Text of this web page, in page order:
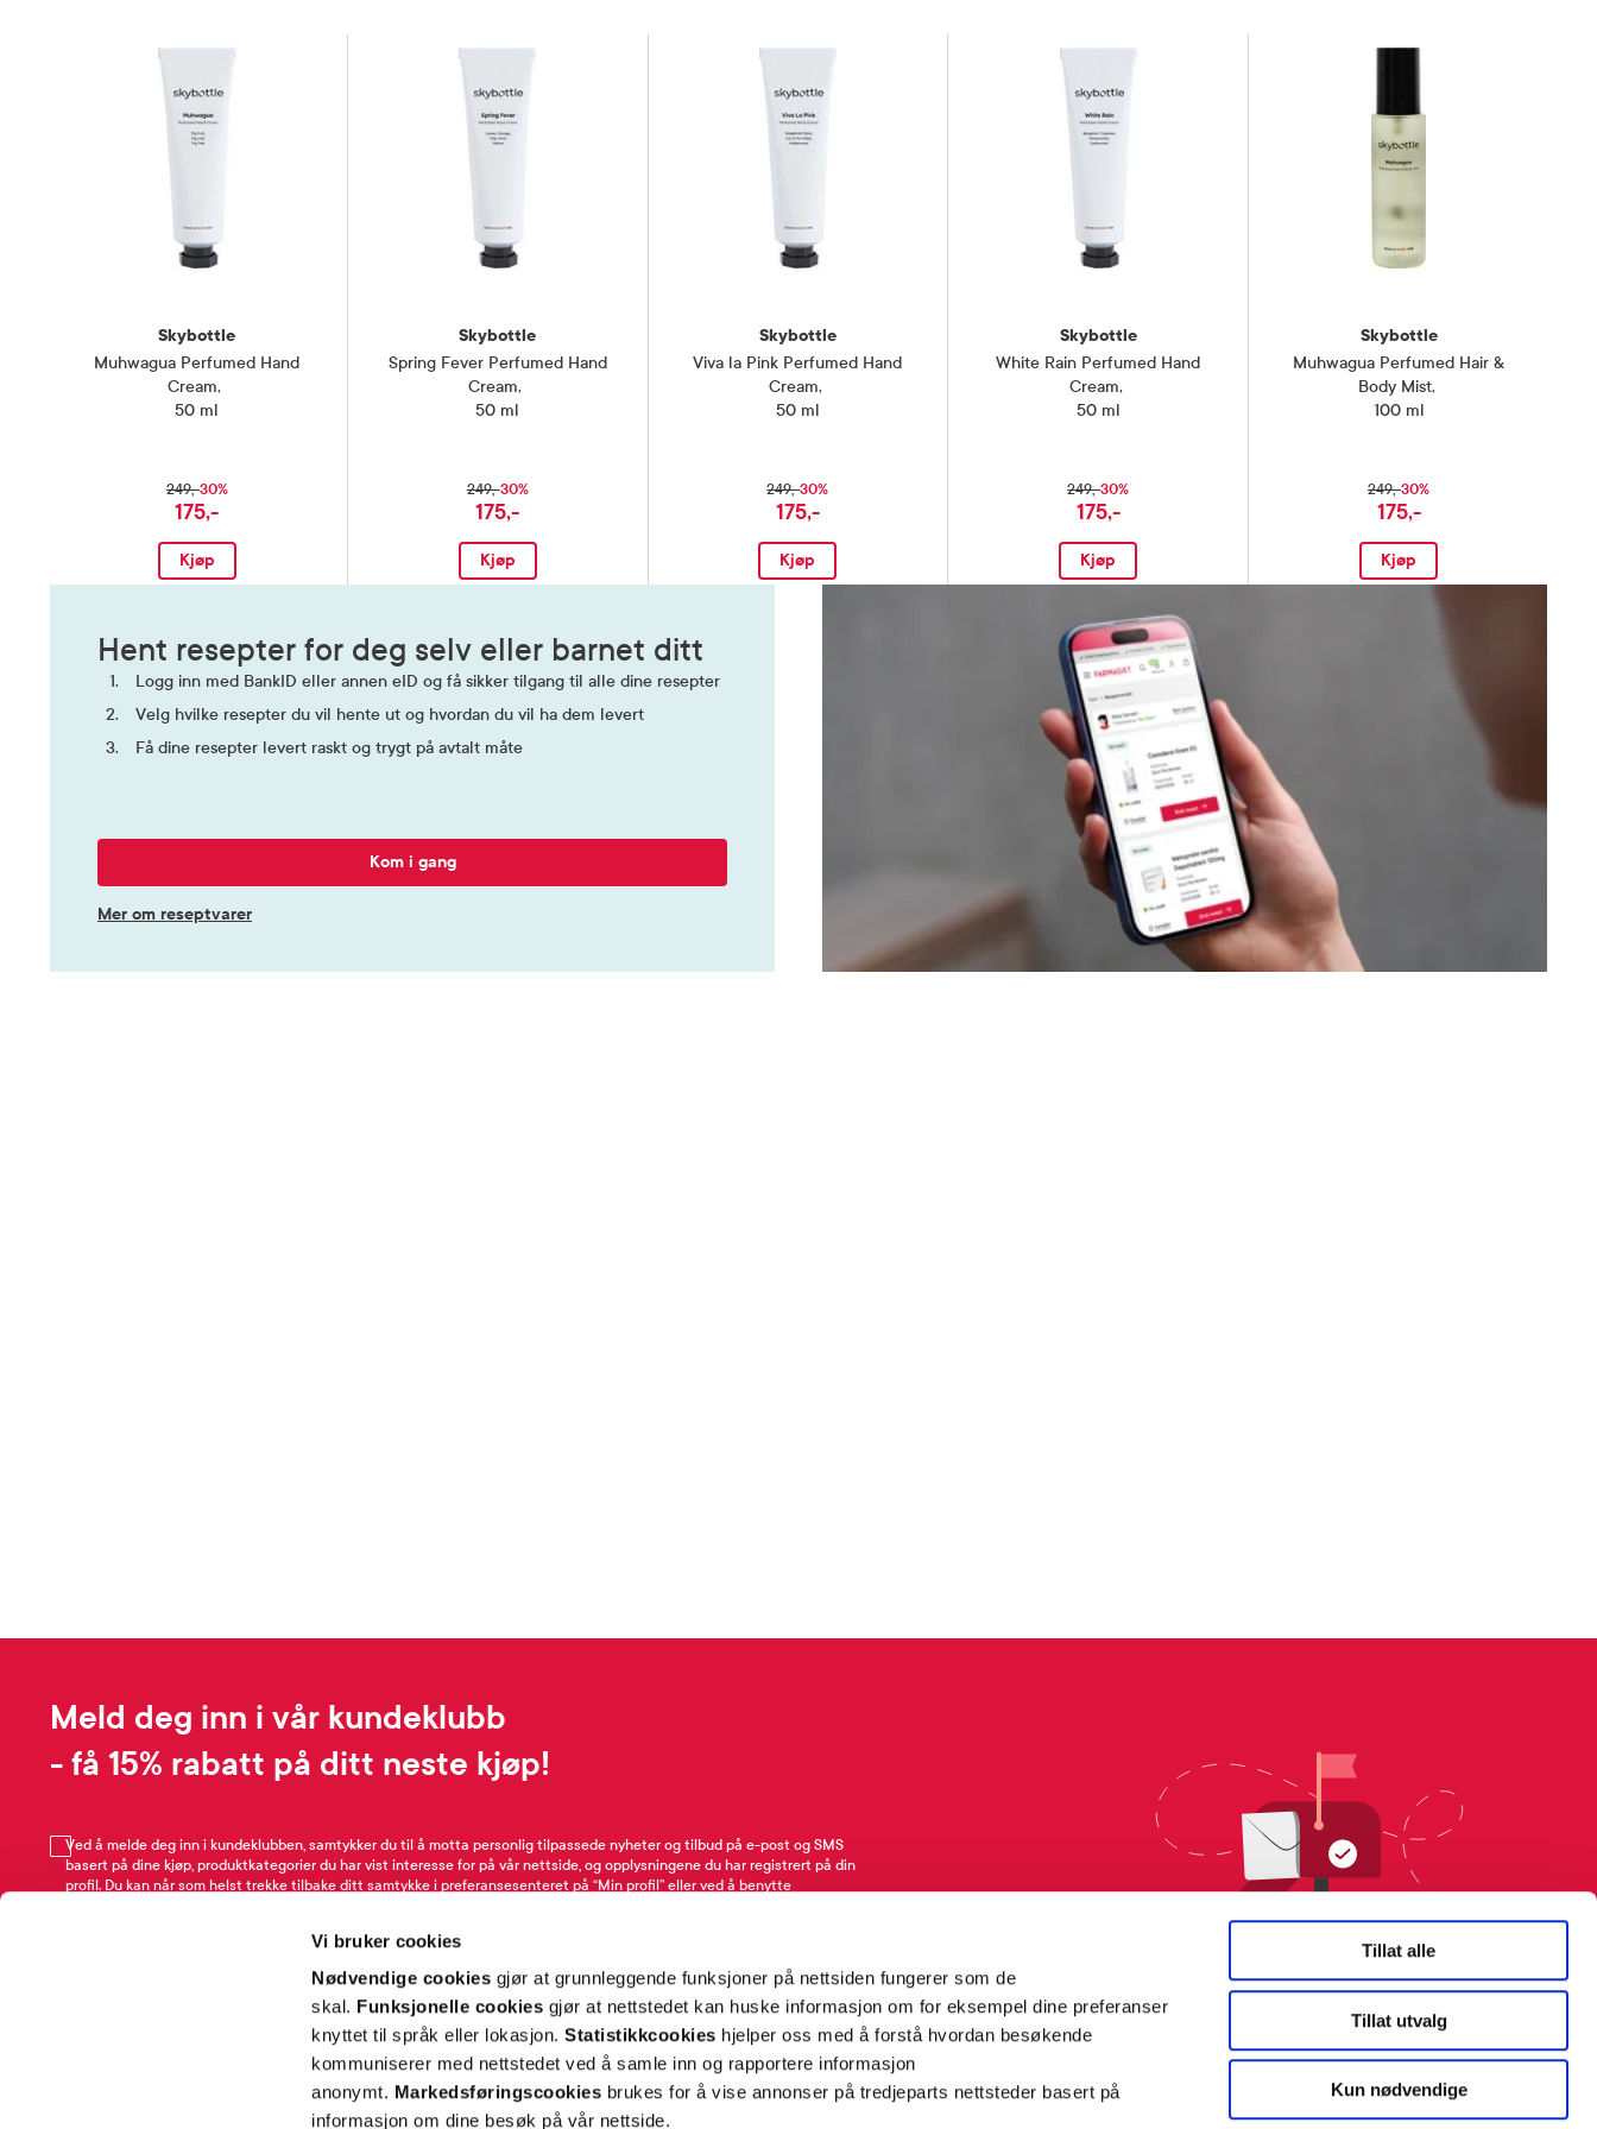
Vi bruker cookies
Nødvendige cookies gjør at grunnleggende funksjoner på nettsiden fungerer som de
skal. Funksjonelle cookies gjør at nettstedet kan huske informasjon om for eksempel dine preferanser
knyttet til språk eller lokasjon.Statistikkcookies hjelper oss med å forstå hvordan besøkende
kommuniserer med nettstedet ved å samle inn og rapportere informasjon
anonymt. Markedsføringscookies brukes for å vise annonser på tredjeparts nettsteder basert på
informasjon om dine besøk på vår nettside.
Tillat alle
Tillat utvalg
Kun nødvendige
Skybottle
Muhwagua Perfumed Hand
Cream,
50 ml
249,-30%
175,-
Kjøp
Skybottle
Spring Fever Perfumed Hand
Cream,
50 ml
249,-30%
175,-
Kjøp
Skybottle
Viva la Pink Perfumed Hand
Cream,
50 ml
249,-30%
175,-
Kjøp
Skybottle
White Rain Perfumed Hand
Cream,
50 ml
249,-30%
175,-
Kjøp
Skybottle
Muhwagua Perfumed Hair &
Body Mist,
100 ml
249,-30%
175,-
Kjøp
Hent resepter for deg selv eller barnet ditt
Logg inn med BankID eller annen eID og få sikker tilgang til alle dine resepter
Velg hvilke resepter du vil hente ut og hvordan du vil ha dem levert
Få dine resepter levert raskt og trygt på avtalt måte
Kom i gang
Mer om reseptvarer
Meld deg inn i vår kundeklubb
- få 15% rabatt på ditt neste kjøp!
Ved å melde deg inn i kundeklubben, samtykker du til å motta personlig tilpassede nyheter og tilbud på e-post og SMS
basert på dine kjøp, produktkategorier du har vist interesse for på vår nettside, og opplysningene du har registrert på din
profil. Du kan når som helst trekke tilbake ditt samtykke i preferansesenteret på “Min profil” eller ved å benytte
Meld meg på